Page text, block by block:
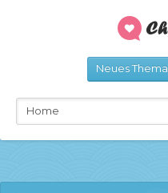
Neues Thema
Home